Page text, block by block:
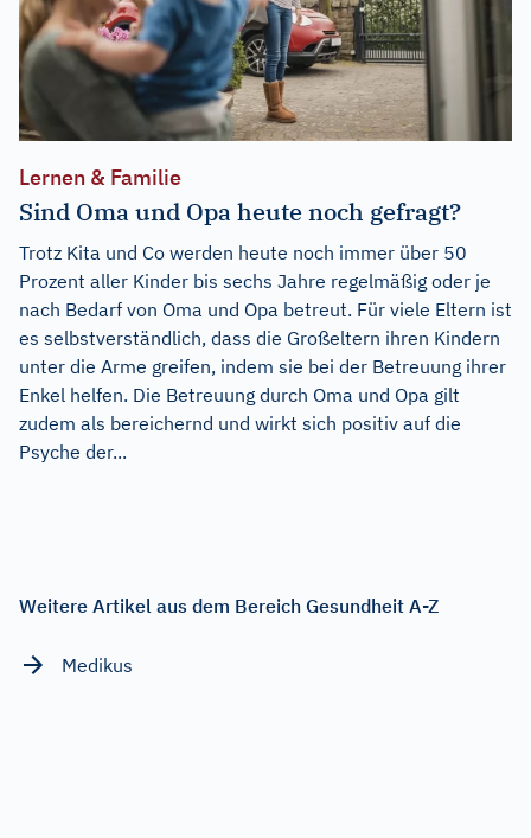
Lernen & Familie
Sind Oma und Opa heute noch gefragt?
Trotz Kita und Co werden heute noch immer über 50
Prozent aller Kinder bis sechs Jahre regelmäßig oder je
nach Bedarf von Oma und Opa betreut. Für viele Eltern ist
es selbstverständlich, dass die Großeltern ihren Kindern
unter die Arme greifen, indem sie bei der Betreuung ihrer
Enkel helfen. Die Betreuung durch Oma und Opa gilt
zudem als bereichernd und wirkt sich positiv auf die
Psyche der...
Weitere Artikel aus dem Bereich Gesundheit A-Z
Medikus